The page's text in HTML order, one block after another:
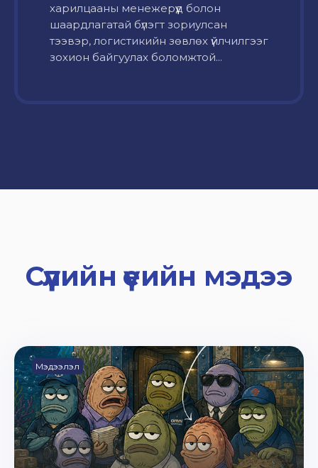
харилцааны менежерүүд болон
шаардлагатай бүлэгт зориулсан
тээвэр, логистикийн зөвлөх үйлчилгээг
зохион байгуулах боломжтой...
Сүүлийн үеийн мэдээ
Мэдээлэл